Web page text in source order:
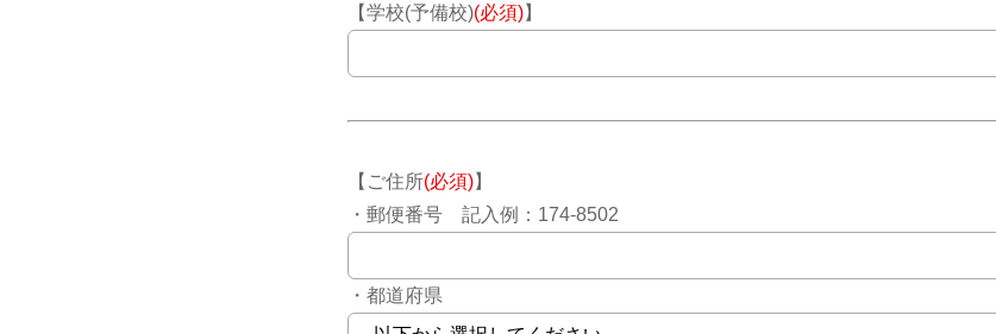
【学校(予備校)(必須)】
【ご住所(必須)】
・郵便番号 記入例：174-8502
・都道府県